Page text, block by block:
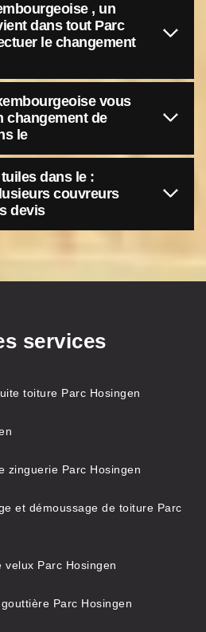
, un
dans tout Parc
le changement
vous
changement de
le
dans le :
couvreurs
devis
services
toiture Parc Hosingen
zinguerie Parc Hosingen
et démoussage de toiture Parc
velux Parc Hosingen
Parc Hosingen